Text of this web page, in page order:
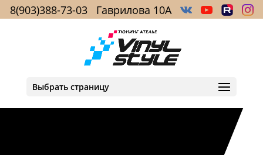
Выбрать страницу
8(903)388-73-03 Гаврилова 10А